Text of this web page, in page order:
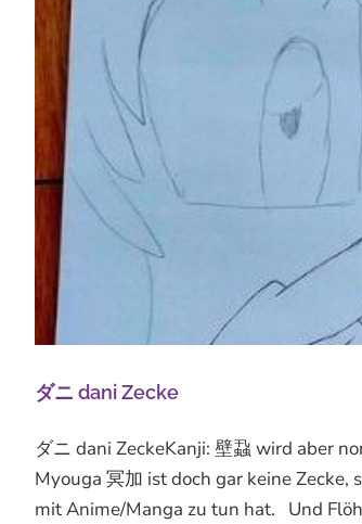
ダニ dani Zecke
ダニ dani ZeckeKanji: 壁蝨 wird aber
Myouga 冥加 ist doch gar keine
mit Anime/Manga zu tun hat. Und